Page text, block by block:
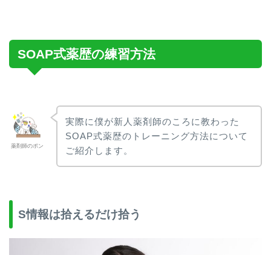
SOAP式薬歴の練習方法
薬剤師のポン
実際に僕が新人薬剤師のころに教わった
SOAP式薬歴のトレーニング方法について
ご紹介します。
S情報は拾えるだけ拾う